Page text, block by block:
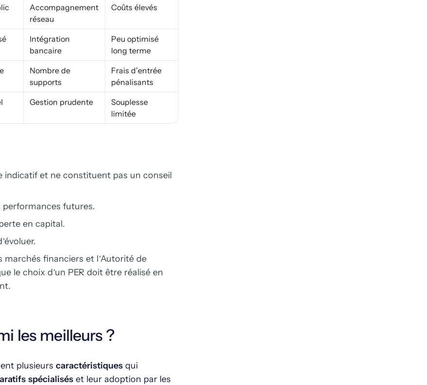
Accompagnement
réseau
Coûts élevés
Intégration
bancaire
Peu optimisé
long terme
Nombre de
supports
Frais d’entrée
pénalisants
Gestion prudente
Souplesse
limitée
et ne constituent pas un conseil
performances futures.
en capital.
financiers et l’Autorité de
le choix d’un PER doit être réalisé en
les meilleurs ?
plusieurs caractéristiques qui
spécialisés et leur adoption par les